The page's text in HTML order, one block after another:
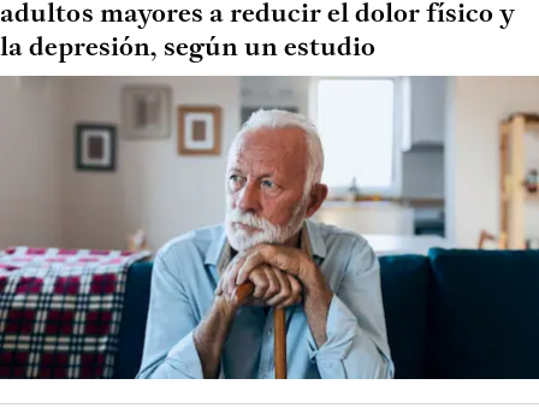
adultos mayores a reducir el dolor físico y
la depresión, según un estudio